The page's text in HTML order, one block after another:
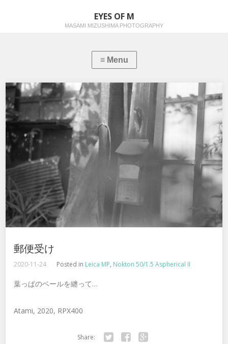
EYES OF M
MASAMI MIZUSHIMA PHOTOGRAPHY
郵便受け
2020-11-24 Posted in Leica MP, Nokton 50/1.5 Aspherical II
葉っぱのベールを纏って…
Atami, 2020, RPX400
Share: